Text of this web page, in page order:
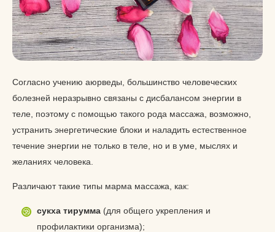
Согласно учению аюрведы, большинство человеческих
болезней неразрывно связаны с дисбалансом энергии в
теле, поэтому с помощью такого рода массажа, возможно,
устранить энергетические блоки и наладить естественное
течение энергии не только в теле, но и в уме, мыслях и
желаниях человека.
Различают такие типы марма массажа, как:
сукха тирумма (для общего укрепления и
профилактики организма);